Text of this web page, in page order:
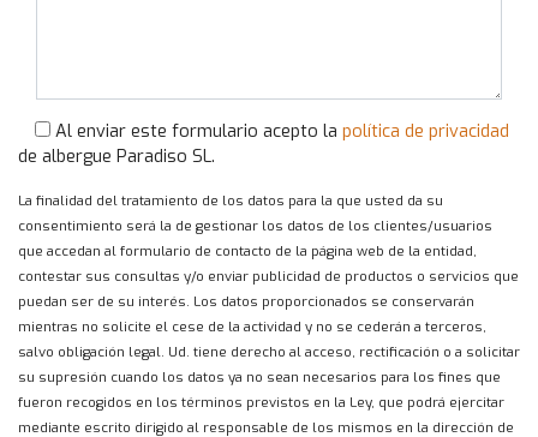
Al enviar este formulario acepto lapolítica de privacidad
de albergue Paradiso SL.
La finalidad del tratamiento de los datos para la que usted da su
consentimiento será la de gestionar los datos de los clientes/usuarios
que accedan al formulario de contacto de la página web de la entidad,
contestar sus consultas y/o enviar publicidad de productos o servicios que
puedan ser de su interés. Los datos proporcionados se conservarán
mientras no solicite el cese de la actividad y no se cederán a terceros,
salvo obligación legal. Ud. tiene derecho al acceso, rectificación o a solicitar
su supresión cuando los datos ya no sean necesarios para los fines que
fueron recogidos en los términos previstos en la Ley, que podrá ejercitar
mediante escrito dirigido al responsable de los mismos en la dirección de